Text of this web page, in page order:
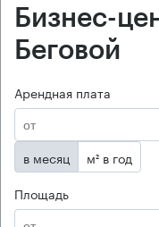
Бизнес-
Беговой
Арендная плата
в месяц
м² в год
Площадь